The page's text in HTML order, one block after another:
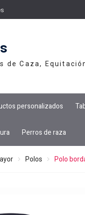
de Caza,
personalizados
Perros de raza
Polos Polo